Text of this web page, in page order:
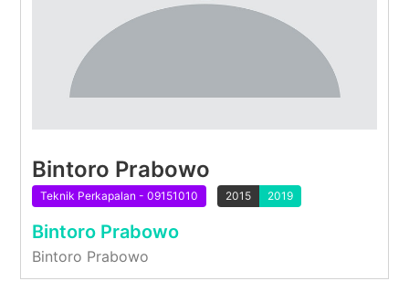
Bintoro Prabowo
Teknik Perkapalan - 09151010 2015 2019
Bintoro Prabowo
Bintoro Prabowo